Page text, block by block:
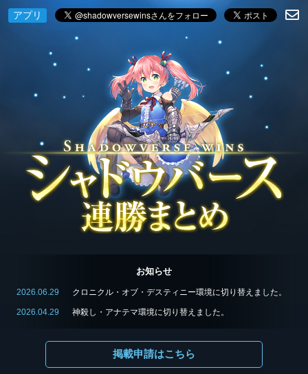
アプリ
お知らせ
2026.06.29 クロニクル・オブ・デスティニー環境に切り替えました。
2026.04.29 神殺し・アナテマ環境に切り替えました。
掲載申請はこちら